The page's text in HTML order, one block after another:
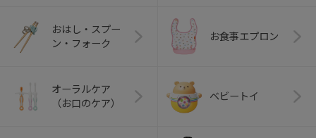
おはし・スプー
ン・フォーク
お食事エプロン
オーラルケア
（お口のケア）
ベビートイ